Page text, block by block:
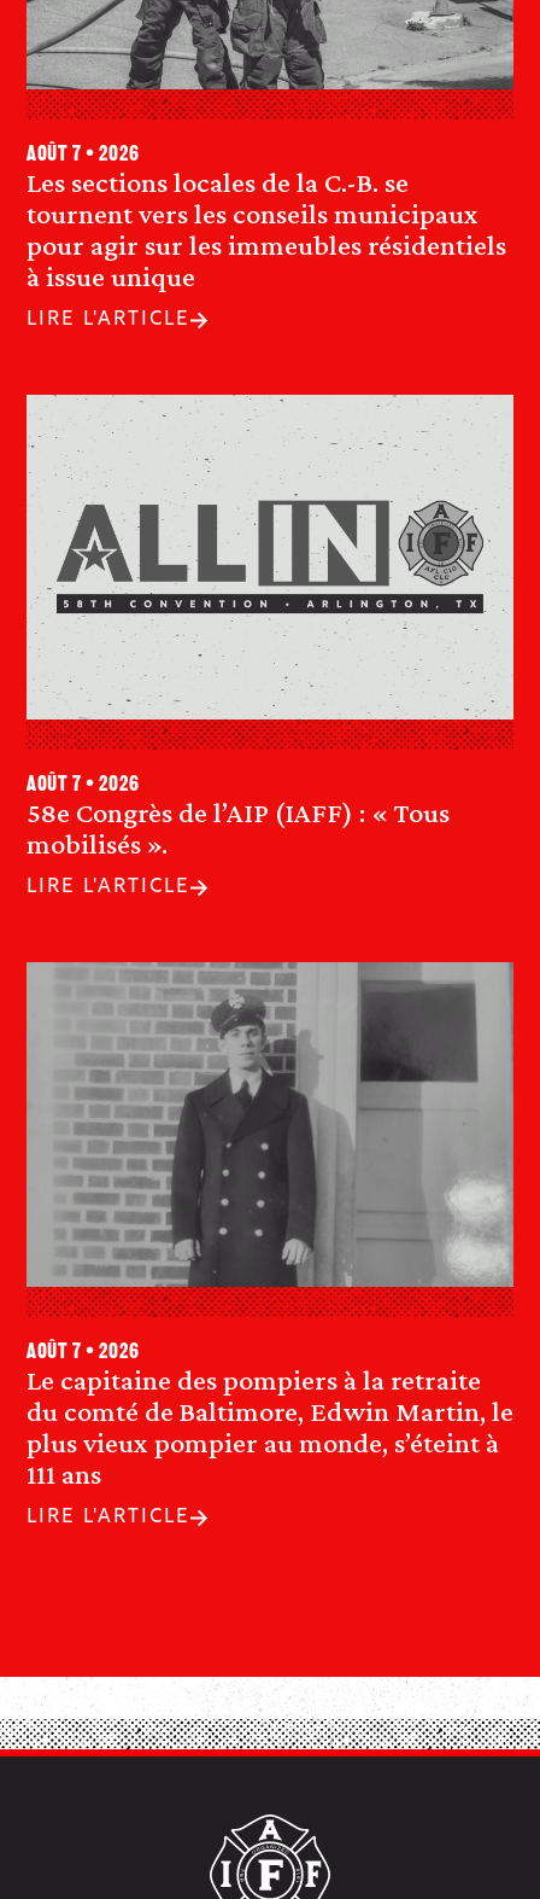
Les sections locales de la C.-B. se
tournent vers les conseils municipaux
pour agir sur les immeubles résidentiels
à issue unique
août 7 • 2026
LIRE L'ARTICLE
58e Congrès de l’AIP (IAFF) : « Tous
mobilisés ».
août 7 • 2026
LIRE L'ARTICLE
Le capitaine des pompiers à la retraite
du comté de Baltimore, Edwin Martin, le
plus vieux pompier au monde, s’éteint à
111 ans
août 7 • 2026
LIRE L'ARTICLE